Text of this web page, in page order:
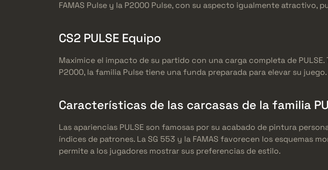
FAMAS Pulse y la P2000 Pulse, con su aspecto igualmente atractivo,
CS2 PULSE Equipo
Maximice el impacto de su partido con una carga completa de
P2000, la familia Pulse tiene una funda preparada para elevar su juego.
Características de las carcasas de la familia
Las apariencias PULSE son famosas por su acabado de pintura
índices de patrones. La SG 553 y la FAMAS favorecen los esquemas
permite a los jugadores mostrar sus preferencias de estilo.